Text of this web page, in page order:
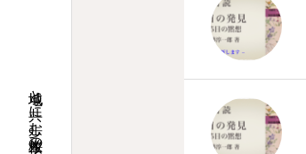
地域と共に歩む桜並木の教会